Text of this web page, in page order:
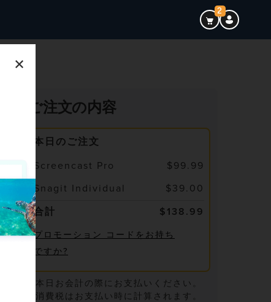
×
2
ご注文の内容
本日のご注文
Screencast Pro
$99.99
Snagit Individual
$39.00
合計
$138.99
プロモーション コードをお持ち
ですか?
本日お会計の際にお支払いください。
消費税はお支払い時に計算されます。